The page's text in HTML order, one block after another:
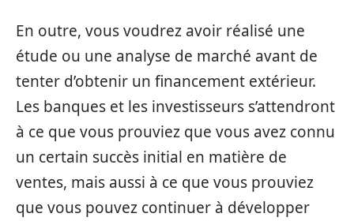
En outre, vous voudrez avoir réalisé une
étude ou une analyse de marché avant de
tenter d’obtenir un financement extérieur.
Les banques et les investisseurs s’attendront
à ce que vous prouviez que vous avez connu
un certain succès initial en matière de
ventes, mais aussi à ce que vous prouviez
que vous pouvez continuer à développer